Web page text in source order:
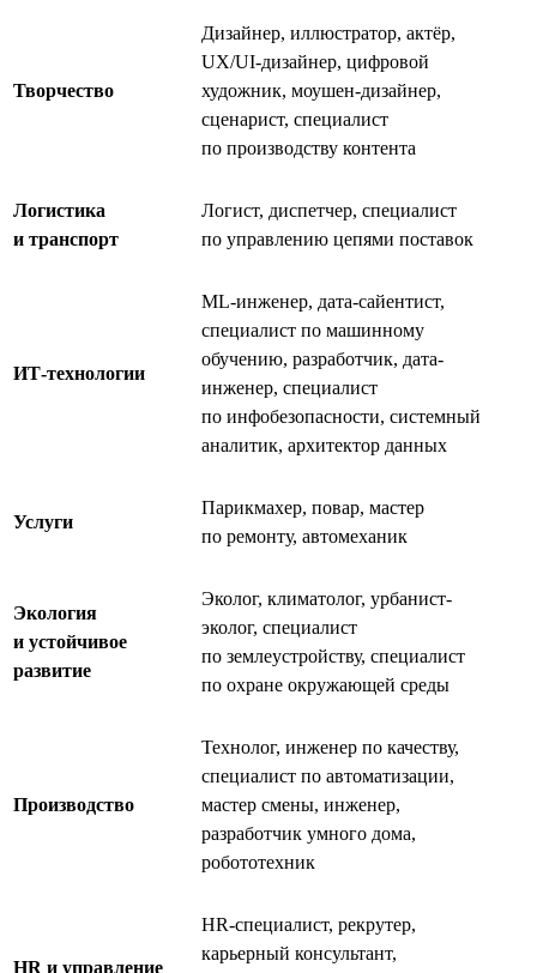
Творчество
Дизайнер, иллюстратор, актёр,
UX/UI-дизайнер, цифровой
художник, моушен-дизайнер,
сценарист, специалист
по производству контента
Логистика
и транспорт
Логист, диспетчер, специалист
по управлению цепями поставок
ИТ-технологии
ML-инженер, дата-сайентист,
специалист по машинному
обучению, разработчик, дата-
инженер, специалист
по инфобезопасности, системный
аналитик, архитектор данных
Услуги
Парикмахер, повар, мастер
по ремонту, автомеханик
Экология
и устойчивое
развитие
Эколог, климатолог, урбанист-
эколог, специалист
по землеустройству, специалист
по охране окружающей среды
Производство
Технолог, инженер по качеству,
специалист по автоматизации,
мастер смены, инженер,
разработчик умного дома,
робототехник
HR и управление
HR-специалист, рекрутер,
карьерный консультант,